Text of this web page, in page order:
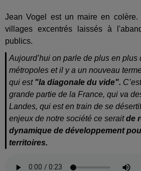
Jean Vogel est un maire en
villages excentrés laissés à
publics.
Aujourd’hui on parle de plus en plus
métropoles et il y a un nouveau
qui est "la diagonale du vide".
grande partie de la France, qui va
Landes, qui est en train de se
enjeux de notre société ce seraitde
dynamique de développement
territoires.